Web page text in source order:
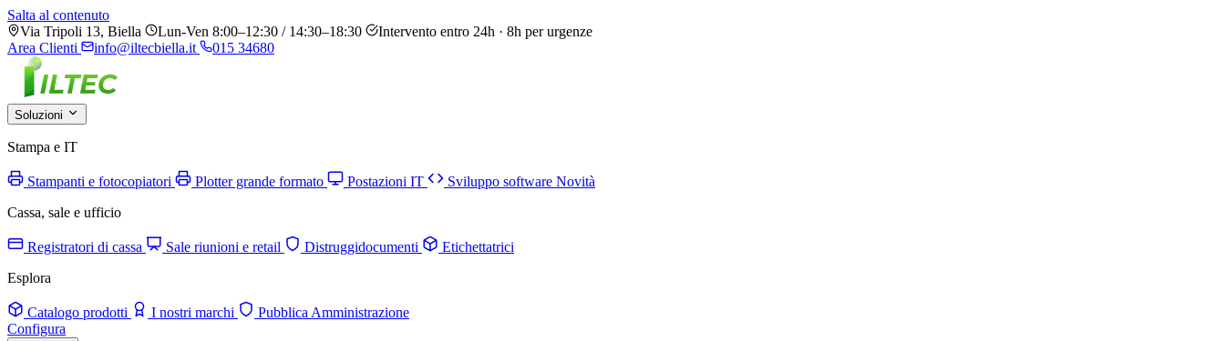
Salta al contenuto
Via Tripoli 13, Biella
Lun-Ven 8:00–12:30 / 14:30–18:30
Intervento entro 24h · 8h per urgenze
Area Clienti
info@iltecbiella.it 015 34680
Soluzioni
Stampa e IT
Stampanti e fotocopiatori Plotter grande formato Postazioni IT Sviluppo software Novità
Cassa, sale e ufficio
Registratori di cassa Sale riunioni e retail Distruggidocumenti
Etichettatrici
Esplora
Catalogo prodotti I nostri marchi
Pubblica Amministrazione
Configura